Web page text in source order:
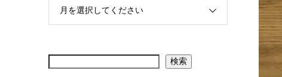
月を選択してください
検索